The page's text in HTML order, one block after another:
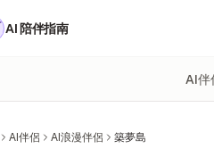
AI 陪伴指南
AI伴
AI伴侶 AI浪漫伴侶 築夢島